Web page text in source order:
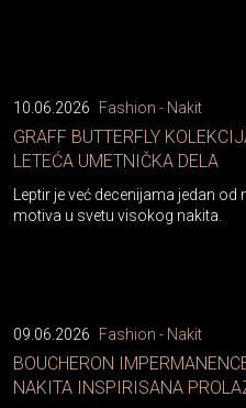
10.06.2026 Fashion - Nakit
GRAFF BUTTERFLY
LETEĆA UMETNIČKA DELA
Leptir je već decenijama jedan od
motiva u svetu visokog nakita.
09.06.2026 Fashion - Nakit
BOUCHERON
NAKITA INSPIRISANA